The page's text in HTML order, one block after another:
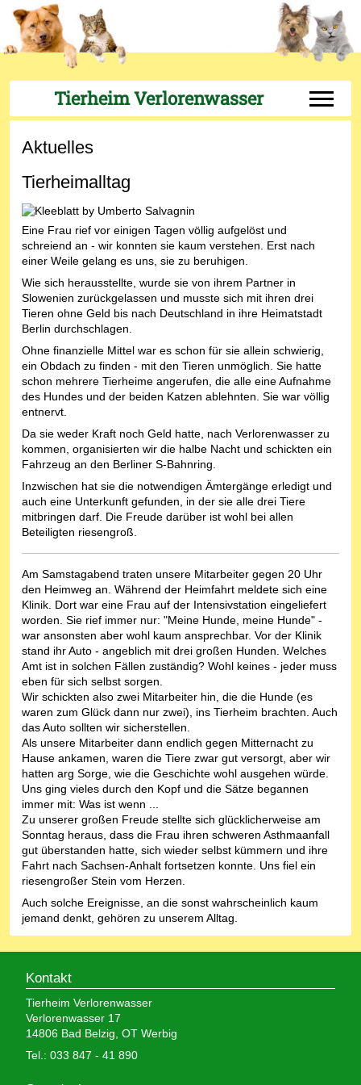
Tierheim Verlorenwasser Off-
Aktuelles
Tierheimalltag
Eine Frau rief vor einigen Tagen völlig aufgelöst und
schreiend an - wir konnten sie kaum verstehen. Erst nach
einer Weile gelang es uns, sie zu beruhigen.
Wie sich herausstellte, wurde sie von ihrem Partner in
Slowenien zurückgelassen und musste sich mit ihren drei
Tieren ohne Geld bis nach Deutschland in ihre Heimatstadt
Berlin durchschlagen.
Ohne finanzielle Mittel war es schon für sie allein schwierig,
ein Obdach zu finden - mit den Tieren unmöglich. Sie hatte
schon mehrere Tierheime angerufen, die alle eine Aufnahme
des Hundes und der beiden Katzen ablehnten. Sie war völlig
entnervt.
Da sie weder Kraft noch Geld hatte, nach Verlorenwasser zu
kommen, organisierten wir die halbe Nacht und schickten ein
Fahrzeug an den Berliner S-Bahnring.
Inzwischen hat sie die notwendigen Ämtergänge erledigt und
auch eine Unterkunft gefunden, in der sie alle drei Tiere
mitbringen darf. Die Freude darüber ist wohl bei allen
Beteiligten riesengroß.
Am Samstagabend traten unsere Mitarbeiter gegen 20 Uhr
den Heimweg an. Während der Heimfahrt meldete sich eine
Klinik. Dort war eine Frau auf der Intensivstation eingeliefert
worden. Sie rief immer nur: "Meine Hunde, meine Hunde" -
war ansonsten aber wohl kaum ansprechbar. Vor der Klinik
stand ihr Auto - angeblich mit drei großen Hunden. Welches
Amt ist in solchen Fällen zuständig? Wohl keines - jeder muss
eben für sich selbst sorgen.
Wir schickten also zwei Mitarbeiter hin, die die Hunde (es
waren zum Glück dann nur zwei), ins Tierheim brachten. Auch
das Auto sollten wir sicherstellen.
Als unsere Mitarbeiter dann endlich gegen Mitternacht zu
Hause ankamen, waren die Tiere zwar gut versorgt, aber wir
hatten arg Sorge, wie die Geschichte wohl ausgehen würde.
Uns ging vieles durch den Kopf und die Sätze begannen
immer mit: Was ist wenn ...
Zu unserer großen Freude stellte sich glücklicherweise am
Sonntag heraus, dass die Frau ihren schweren Asthmaanfall
gut überstanden hatte, sich wieder selbst kümmern und ihre
Fahrt nach Sachsen-Anhalt fortsetzen konnte. Uns fiel ein
riesengroßer Stein vom Herzen.
Auch solche Ereignisse, an die sonst wahrscheinlich kaum
jemand denkt, gehören zu unserem Alltag.
Kontakt
Tierheim Verlorenwasser
Verlorenwasser 17
14806 Bad Belzig, OT Werbig
Tel.: 033 847 - 41 890